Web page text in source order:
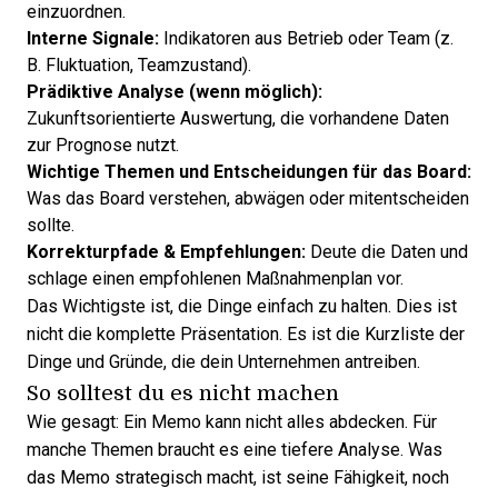
einzuordnen.
Interne Signale: Indikatoren aus Betrieb oder Team (z.
B. Fluktuation, Teamzustand).
Prädiktive Analyse (wenn möglich):
Zukunftsorientierte Auswertung, die vorhandene Daten
zur Prognose nutzt.
Wichtige Themen und Entscheidungen für das Board:
Was das Board verstehen, abwägen oder mitentscheiden
sollte.
Korrekturpfade & Empfehlungen: Deute die Daten und
schlage einen empfohlenen Maßnahmenplan vor.
Das Wichtigste ist, die Dinge einfach zu halten. Dies ist
nicht die komplette Präsentation. Es ist die Kurzliste der
Dinge und Gründe, die dein Unternehmen antreiben.
So solltest du es nicht machen
Wie gesagt: Ein Memo kann nicht alles abdecken. Für
manche Themen braucht es eine tiefere Analyse. Was
das Memo strategisch macht, ist seine Fähigkeit, noch